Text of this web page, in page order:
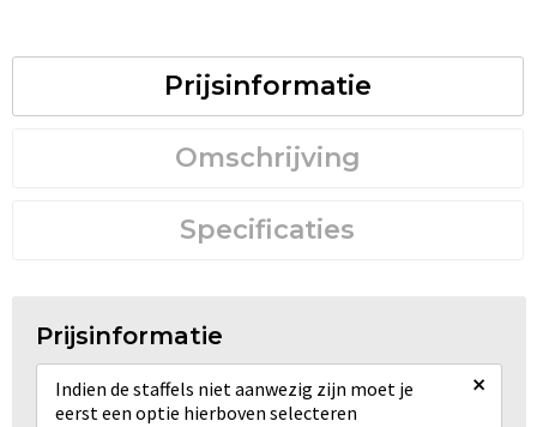
Prijsinformatie
Omschrijving
Specificaties
Prijsinformatie
Indien de staffels niet aanwezig zijn moet je
eerst een optie hierboven selecteren
×